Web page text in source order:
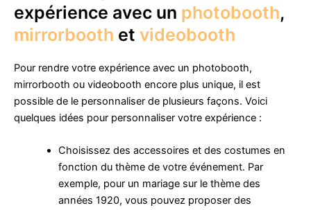
expérience avec un photobooth,
mirrorbooth et videobooth
Pour rendre votre expérience avec un photobooth,
mirrorbooth ou videobooth encore plus unique, il est
possible de le personnaliser de plusieurs façons. Voici
quelques idées pour personnaliser votre expérience :
Choisissez des accessoires et des costumes en
fonction du thème de votre événement. Par
exemple, pour un mariage sur le thème des
années 1920, vous pouvez proposer des